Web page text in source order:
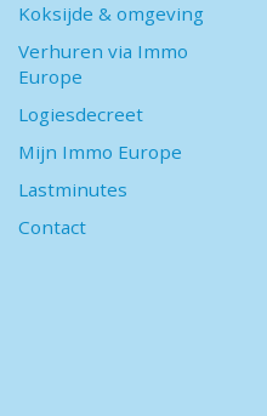
Koksijde & omgeving
Verhuren via Immo
Europe
Logiesdecreet
Mijn Immo Europe
Lastminutes
Contact